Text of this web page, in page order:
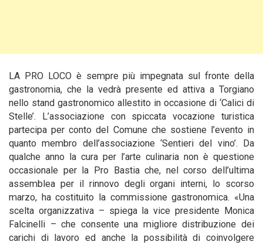
LA PRO LOCO è sempre più impegnata sul fronte della
gastronomia, che la vedrà presente ed attiva a Torgiano
nello stand gastronomico allestito in occasione di ‘Calici di
Stelle’. L’associazione con spiccata vocazione turistica
partecipa per conto del Comune che sostiene l’evento in
quanto membro dell’associazione ‘Sentieri del vino’. Da
qualche anno la cura per l’arte culinaria non è questione
occasionale per la Pro Bastia che, nel corso dell’ultima
assemblea per il rinnovo degli organi interni, lo scorso
marzo, ha costituito la commissione gastronomica. «Una
scelta organizzativa – spiega la vice presidente Monica
Falcinelli – che consente una migliore distribuzione dei
carichi di lavoro ed anche la possibilità di coinvolgere